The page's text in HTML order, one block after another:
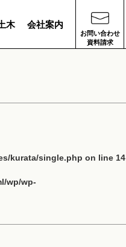
木 会社案内
お問い合わせ
資料請求
kurata/single.php on line 14
wp/wp-